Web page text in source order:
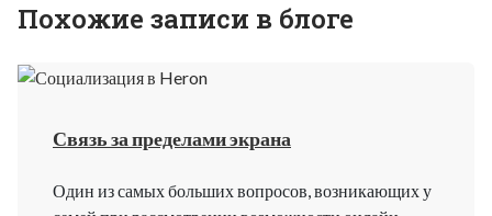
Похожие записи в блоге
Связь за пределами экрана
Один из самых больших вопросов, возникающих у